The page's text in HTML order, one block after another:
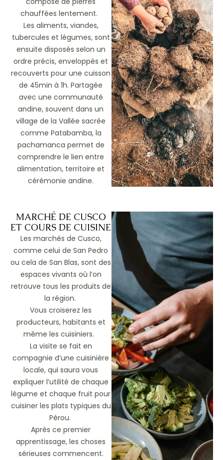
chauffées lentement.
Les aliments, viandes,
tubercules et légumes, sont
ensuite disposés selon un
ordre précis, enveloppés et
recouverts pour une cuisson
de 45min à 1h. Partagée
avec une communauté
andine, souvent dans un
village de la Vallée sacrée
comme Patabamba, la
pachamanca permet de
comprendre le lien entre
alimentation, territoire et
cérémonie andine.
MARCHÉ DE CUSCO
ET COURS DE CUISINE
Les marchés de Cusco,
comme celui de San Pedro
ou cela de San Blas, sont des
espaces vivants où l’on
retrouve tous les produits de
la région.
Vous croiserez les
producteurs, habitants et
même les cuisiniers.
La visite se fait en
compagnie d’une cuisinière
locale, qui saura vous
expliquer l’utilité de chaque
légume et chaque fruit pour
cuisiner les plats typiques du
Pérou.
Après ce premier
apprentissage, les choses
sérieuses commencent.